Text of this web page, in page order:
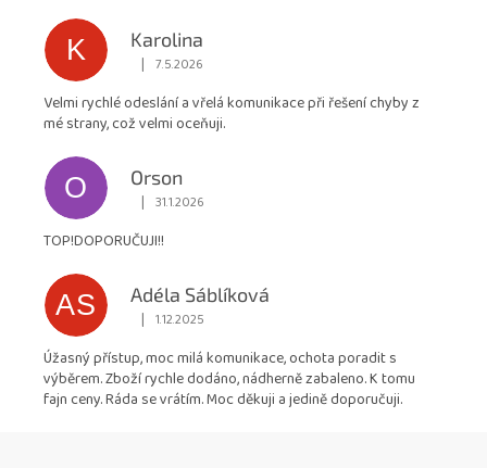
K
Karolina
Hodnocení obchodu je 5 z 5 hvězdiček.
| 7.5.2026
Velmi rychlé odeslání a vřelá komunikace při řešení chyby z
mé strany, což velmi oceňuji.
O
Orson
Hodnocení obchodu je 5 z 5 hvězdiček.
| 31.1.2026
TOP!DOPORUČUJI!!
AS
Adéla Sáblíková
Hodnocení obchodu je 5 z 5 hvězdiček.
| 1.12.2025
Úžasný přístup, moc milá komunikace, ochota poradit s
výběrem. Zboží rychle dodáno, nádherně zabaleno. K tomu
fajn ceny. Ráda se vrátím. Moc děkuji a jedině doporučuji.